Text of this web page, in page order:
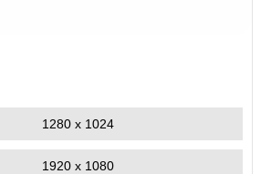
1280 x 1024
1920 x 1080